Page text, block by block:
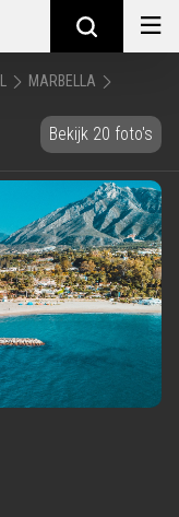
MARBELLA
Bekijk 20 foto's